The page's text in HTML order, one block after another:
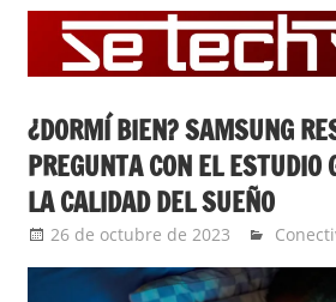
¿DORMÍ BIEN? SAMSUNG
PREGUNTA CON EL ESTUDIO
LA CALIDAD DEL SUEÑO
26 de octubre de 2023